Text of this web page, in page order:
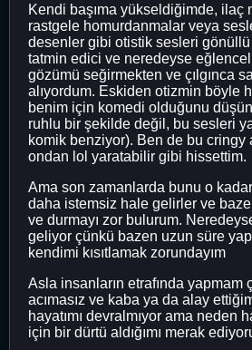
Kendi başıma yükseldiğimde, ilaç
rastgele homurdanmalar veya
desenler gibi otistik sesleri gönüllü
tatmin edici ve neredeyse
gözümü seğirmekten ve çılgınca
alıyordum. Eskiden otizmin böyle
benim için komedi olduğunu
ruhlu bir şekilde değil, bu sesleri
komik benziyor). Ben de bu cringy
ondan lol yaratabilir gibi hissettim.
Ama son zamanlarda bunu o
daha istemsiz hale gelirler ve
ve durmayı zor bulurum.
geliyor çünkü bazen uzun süre
kendimi kısıtlamak zorundayım
Asla insanların etrafında yapmam
acımasız ve kaba ya da alay
hayatımı devralmıyor ama neden
için bir dürtü aldığımı merak